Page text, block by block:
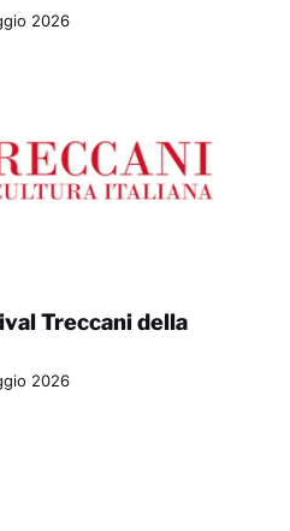
2026
Treccani della
2026